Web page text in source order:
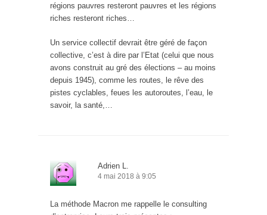
régions pauvres resteront pauvres et les régions
riches resteront riches…
Un service collectif devrait être géré de façon
collective, c’est à dire par l’Etat (celui que nous
avons construit au gré des élections – au moins
depuis 1945), comme les routes, le rêve des
pistes cyclables, feues les autoroutes, l’eau, le
savoir, la santé,…
Adrien L.
4 mai 2018 à 9:05
La méthode Macron me rappelle le consulting